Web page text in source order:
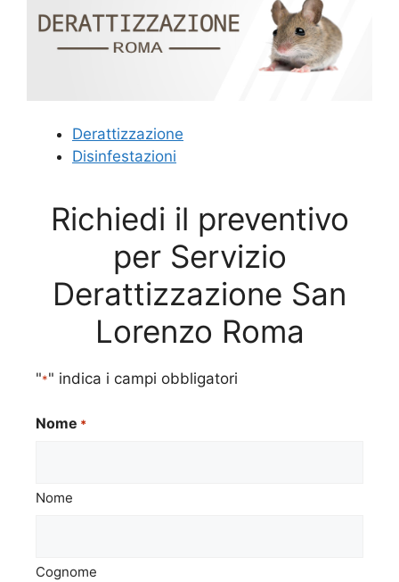
Derattizzazione
Disinfestazioni
Richiedi il preventivo
per Servizio
Derattizzazione San
Lorenzo Roma
"*" indica i campi obbligatori
Nome *
Nome
Cognome